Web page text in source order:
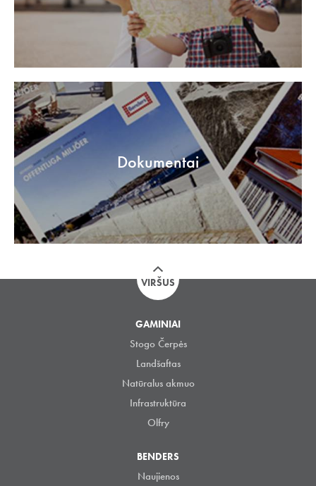
Dokumentai
VIRŠUS
GAMINIAI
Stogo Čerpės
Landšaftas
Natūralus akmuo
Infrastruktūra
Olfry
BENDERS
Naujienos